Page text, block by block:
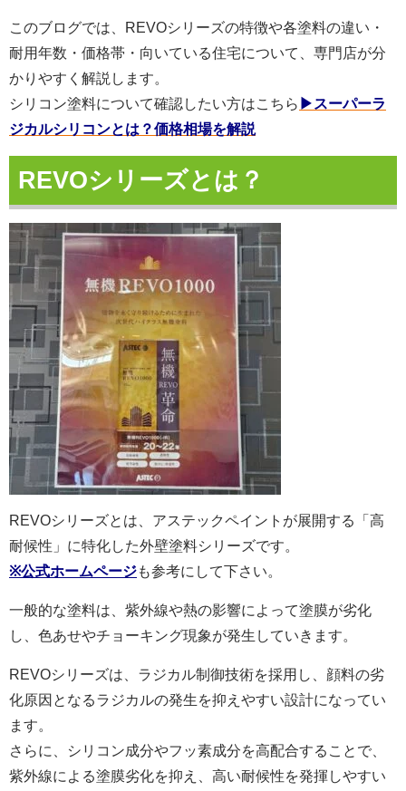
このブログでは、REVOシリーズの特徴や各塗料の違い・
耐用年数・価格帯・向いている住宅について、専門店が分
かりやすく解説します。
シリコン塗料について確認したい方はこちら ▶スーパーラ
ジカルシリコンとは？価格相場を解説
REVOシリーズとは？
REVOシリーズとは、アステックペイントが展開する「高
耐候性」に特化した外壁塗料シリーズです。
※公式ホームページも参考にして下さい。
一般的な塗料は、紫外線や熱の影響によって塗膜が劣化
し、色あせやチョーキング現象が発生していきます。
REVOシリーズは、ラジカル制御技術を採用し、顔料の劣
化原因となるラジカルの発生を抑えやすい設計になってい
ます。
さらに、シリコン成分やフッ素成分を高配合することで、
紫外線による塗膜劣化を抑え、高い耐候性を発揮しやすい